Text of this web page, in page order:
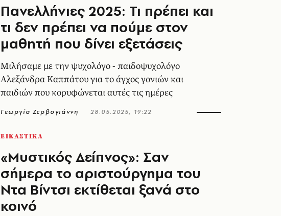
Πανελλήνιες 2025: Τι πρέπει και
τι δεν πρέπει να πούμε στον
μαθητή που δίνει εξετάσεις
Μιλήσαμε με την ψυχολόγο - παιδοψυχολόγο
Αλεξάνδρα Καππάτου για το άγχος γονιών και
παιδιών που κορυφώνεται αυτές τις ημέρες
Γεωργία Ζερβογιάννη 28.05.2025, 19:22
ΕΙΚΑΣΤΙΚΑ
«Μυστικός Δείπνος»: Σαν
σήμερα το αριστούργημα του
Ντα Βίντσι εκτίθεται ξανά στο
κοινό